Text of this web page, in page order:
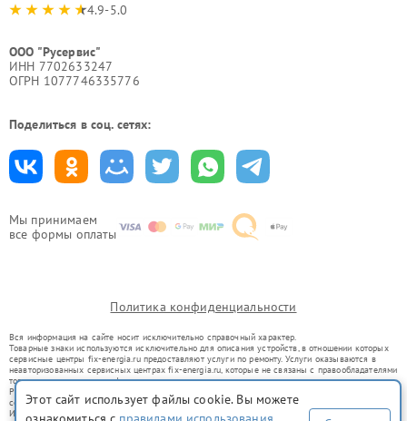
Мы принимаем
все формы оплаты
4.9-5.0
ООО "Русервис"
ИНН 7702633247
ОГРН 1077746335776
Поделиться в соц. сетях:
Политика конфиденциальности
Вся информация на сайте носит исключительно справочный характер.
Товарные знаки используются исключительно для описания устройств, в отношении которых
сервисные центры fix-energia.ru предоставляют услуги по ремонту. Услуги оказываются в
неавторизованных сервисных центрах fix-energia.ru, которые не связаны с правообладателями
товарных знаков или их официальными представителями.
Ремонт осуществляется для устройств, уже введенных в гражданский оборот в соответствии
со статьей 1487 ГК РФ.
Использование товарных знаков не преследует цели индивидуализации услуг или введения
Этот сайт использует файлы cookie. Вы можете